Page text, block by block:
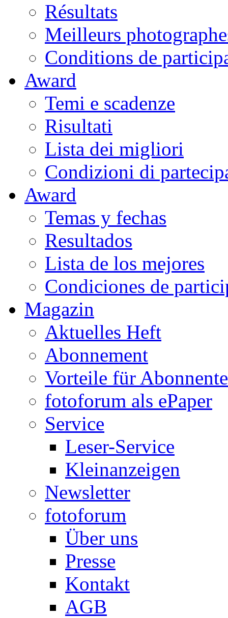
Résultats
Meilleurs
Conditions de
Award
Temi e scadenze
Risultati
Lista dei migliori
Condizioni di
Award
Temas y fechas
Resultados
Lista de los mejores
Condiciones de
Magazin
Aktuelles Heft
Abonnement
Vorteile für
fotoforum als ePaper
Service
Leser-Service
Kleinanzeigen
Newsletter
fotoforum
Über uns
Presse
Kontakt
AGB